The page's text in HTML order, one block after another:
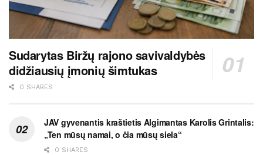
Sudarytas Biržų rajono savivaldybės
didžiausių įmonių šimtukas
0 SHARES
JAV gyvenantis kraštietis Algimantas Karolis Grintalis:
„Ten mūsų namai, o čia mūsų siela“
0 SHARES